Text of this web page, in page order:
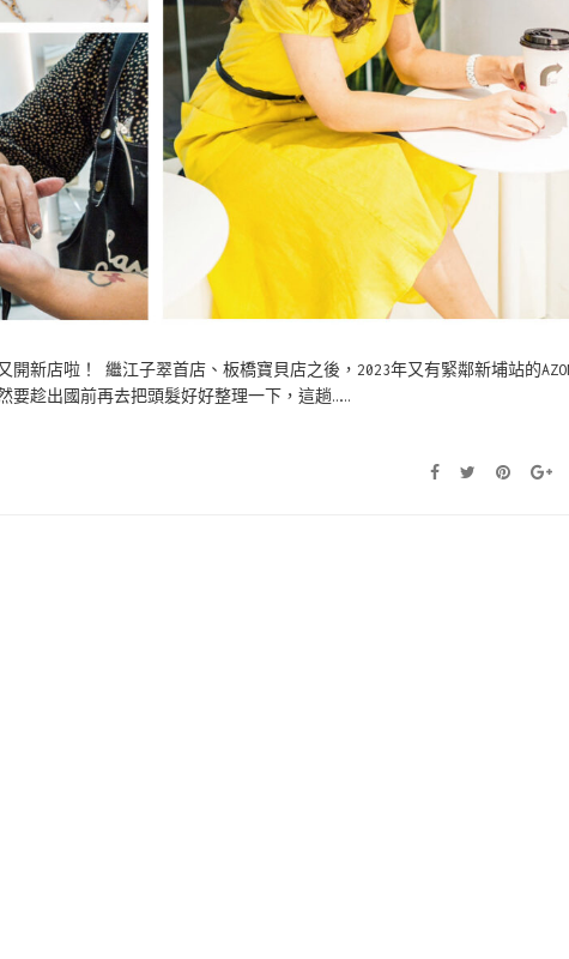
開新店啦！ 繼江子翠首店、板橋寶貝店之後，2023年又有緊鄰新埔站的
趁出國前再去把頭髮好好整理一下，這趟……